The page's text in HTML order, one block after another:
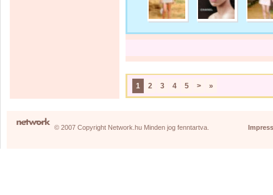
1 2 3 4 5 > »
© 2007 Copyright Network.hu Minden jog fenntartva.